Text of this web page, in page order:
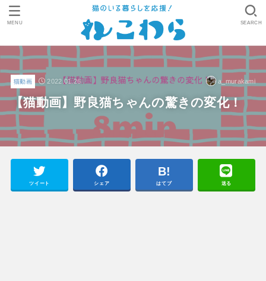
SEARCH
MENU
猫動画 2022.01.26 a_murakami
【猫動画】野良猫ちゃんの驚きの変化！
ツイート シェア はてブ 送る